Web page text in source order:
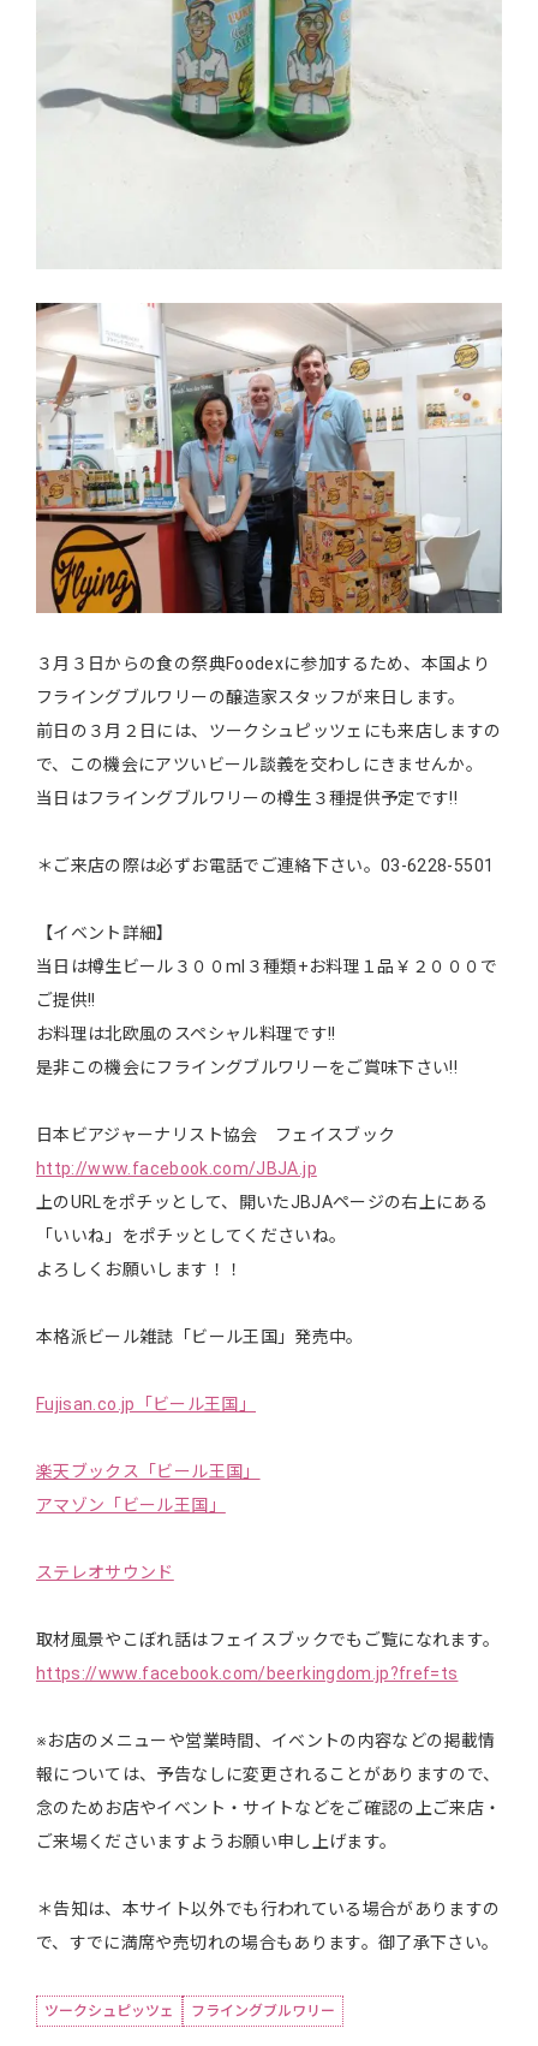
３月３日からの食の祭典Foodexに参加するため、本国より
フライングブルワリーの醸造家スタッフが来日します。
前日の３月２日には、ツークシュピッツェにも来店しますの
で、この機会にアツいビール談義を交わしにきませんか。
当日はフライングブルワリーの樽生３種提供予定です!!
＊ご来店の際は必ずお電話でご連絡下さい。03-6228-5501
【イベント詳細】
当日は樽生ビール３００ml３種類+お料理１品￥２０００で
ご提供!!
お料理は北欧風のスペシャル料理です!!
是非この機会にフライングブルワリーをご賞味下さい!!
日本ビアジャーナリスト協会 フェイスブック
http://www.facebook.com/JBJA.jp
上のURLをポチッとして、開いたJBJAページの右上にある
「いいね」をポチッとしてくださいね。
よろしくお願いします！！
本格派ビール雑誌「ビール王国」発売中。
Fujisan.co.jp「ビール王国」
楽天ブックス「ビール王国」
アマゾン「ビール王国」
ステレオサウンド
取材風景やこぼれ話はフェイスブックでもご覧になれます。
https://www.facebook.com/beerkingdom.jp?fref=ts
※お店のメニューや営業時間、イベントの内容などの掲載情
報については、予告なしに変更されることがありますので、
念のためお店やイベント・サイトなどをご確認の上ご来店・
ご来場くださいますようお願い申し上げます。
＊告知は、本サイト以外でも行われている場合がありますの
で、すでに満席や売切れの場合もあります。御了承下さい。
ツークシュピッツェ フライングブルワリー